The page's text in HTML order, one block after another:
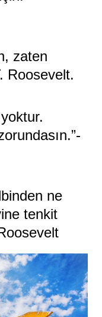
zaten
Roosevelt.
ne
tenkit